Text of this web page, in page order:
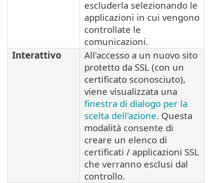
escluderla selezionando le
applicazioni in cui vengono
controllate le
comunicazioni.
Interattivo
All'accesso a un nuovo sito
protetto da SSL (con un
certificato sconosciuto),
viene visualizzata una
finestra di dialogo per la
scelta dell'azione. Questa
modalità consente di
creare un elenco di
certificati / applicazioni SSL
che verranno esclusi dal
controllo.